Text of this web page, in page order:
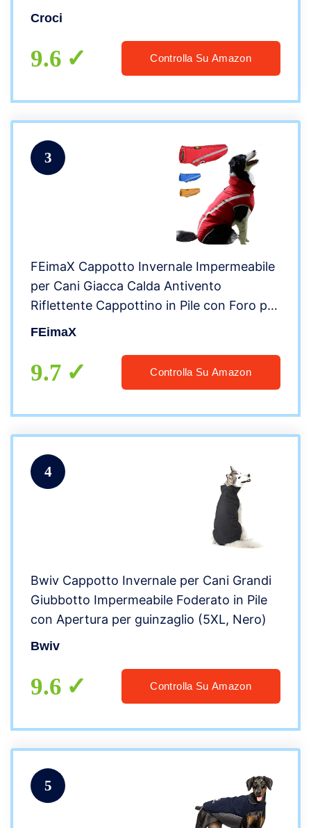
Termoregolante, Annapurna, Taglia 55 Cm
Croci
9.6 Controlla Su Amazon
3
FEimaX Cappotto Invernale Impermeabile
per Cani Giacca Calda Antivento
Riflettente Cappottino in Pile con Foro per
Imbracatura, Vestiti Invernali per Cane di
FEimaX
9.7 Controlla Su Amazon
4
Bwiv Cappotto Invernale per Cani Grandi
Giubbotto Impermeabile Foderato in Pile
con Apertura per guinzaglio (5XL, Nero)
Bwiv
9.6 Controlla Su Amazon
5